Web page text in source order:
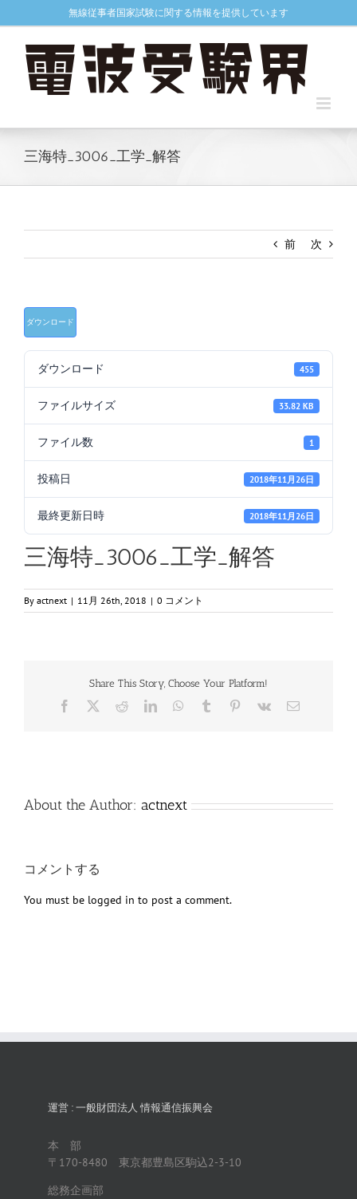
to
無線従事者国家試験に関する情報を提供しています
三海特_3006_工学_解答
前 次
ダウンロード
ダウンロード 455
ファイルサイズ 33.82 KB
ファイル数 1
投稿日 2018年11月26日
最終更新日時 2018年11月26日
三海特_3006_工学_解答
By actnext | 11月 26th, 2018 | 0 コメント
Share This Story, Choose Your Platform!
Facebook RedditLinkedInWhatsApp
Tumblr Pinterest
Vk
電
About the Author: actnext
コメントする
You must be logged in to post a comment.
運営 : 一般財団法人 情報通信振興会
本 部
〒170-8480 東京都豊島区駒込2-3-10
総務企画部